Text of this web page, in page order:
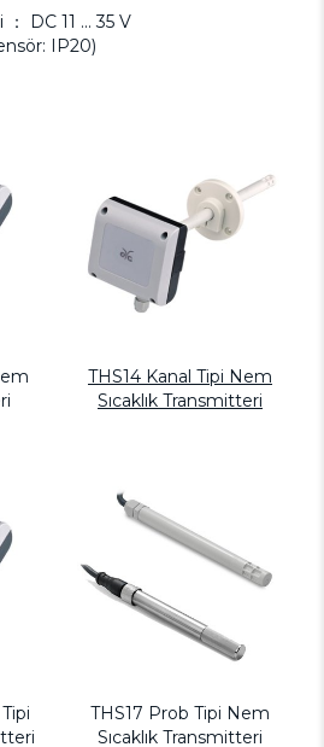
DC 11 ... 35 V
IP20)
THS14 Kanal Tipi Nem
Sıcaklık Transmitteri
THS17 Prob Tipi Nem
Sıcaklık Transmitteri